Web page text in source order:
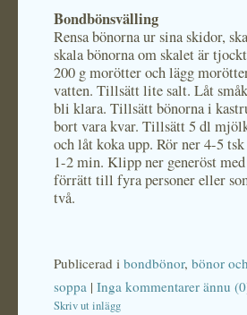
Bondbönsvälling
Rensa bönorna ur sina skidor,
skala bönorna om skalet är
200 g morötter och lägg
vatten. Tillsätt lite salt. Låt
bli klara. Tillsätt bönorna i
bort vara kvar. Tillsätt 5 dl
och låt koka upp. Rör ner 4-5
1-2 min. Klipp ner generöst
förrätt till fyra personer eller
två.
Publicerad i bondbönor, bönor
soppa | Inga kommentarer ännu
Skriv ut inlägg